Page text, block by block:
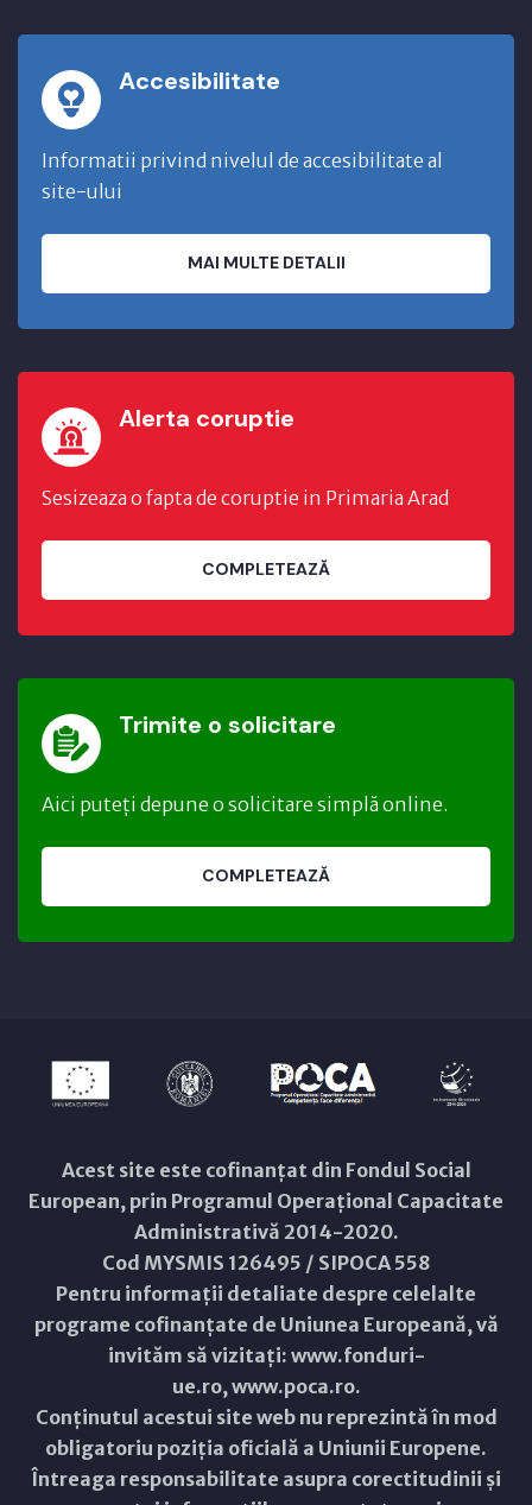
Accesibilitate
Informatii privind nivelul de accesibilitate al
site-ului
MAI MULTE DETALII
Alerta coruptie
Sesizeaza o fapta de coruptie in Primaria Arad
COMPLETEAZĂ
Trimite o solicitare
Aici puteți depune o solicitare simplă online.
COMPLETEAZĂ
Acest site este cofinanțat din Fondul Social
European, prin Programul Operațional Capacitate
Administrativă 2014-2020.
Cod MYSMIS 126495 / SIPOCA 558
Pentru informații detaliate despre celelalte
programe cofinanțate de Uniunea Europeană, vă
invităm să vizitați: www.fonduri-
ue.ro,www.poca.ro.
Conținutul acestui site web nu reprezintă în mod
obligatoriu poziția oficială a Uniunii Europene.
Întreaga responsabilitate asupra corectitudinii și